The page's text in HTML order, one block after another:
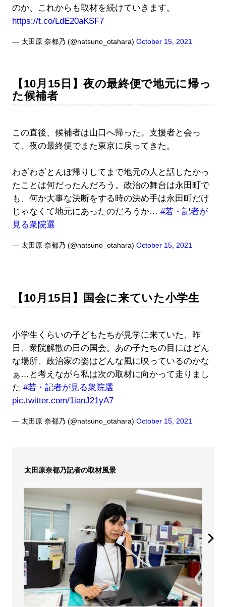
のか、これからも取材を続けていきます。
https://t.co/LdE20aKSF7
— 太田原 奈都乃 (@natsuno_otahara) October 15, 2021
【10月15日】夜の最終便で地元に帰っ
た候補者
この直後、候補者は山口へ帰った。支援者と会っ
て、夜の最終便でまた東京に戻ってきた。
わざわざとんぼ帰りしてまで地元の人と話したかっ
たことは何だったんだろう。政治の舞台は永田町で
も、何か大事な決断をする時の決め手は永田町だけ
じゃなくて地元にあったのだろうか… #若・記者が
見る衆院選
— 太田原 奈都乃 (@natsuno_otahara) October 15, 2021
【10月15日】国会に来ていた小学生
小学生くらいの子どもたちが見学に来ていた、昨
日、衆院解散の日の国会。あの子たちの目にはどん
な場所、政治家の姿はどんな風に映っているのかな
ぁ…と考えながら私は次の取材に向かって走りまし
た #若・記者が見る衆院選
pic.twitter.com/1ianJ21yA7
— 太田原 奈都乃 (@natsuno_otahara) October 15, 2021
太田原奈都乃記者の取材風景